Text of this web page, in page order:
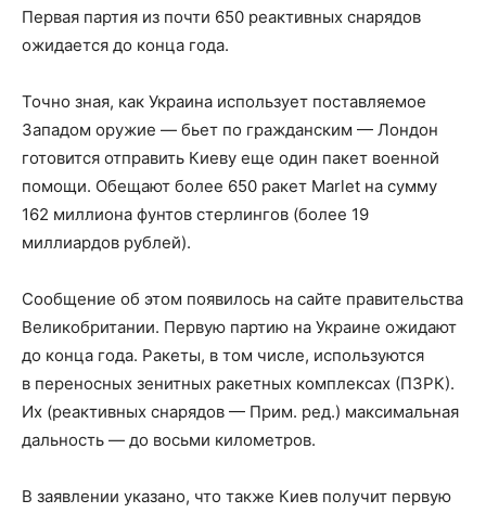
Первая партия из почти 650 реактивных снарядов
ожидается до конца года.
Точно зная, как Украина использует поставляемое
Западом оружие — бьет по гражданским — Лондон
готовится отправить Киеву еще один пакет военной
помощи. Обещают более 650 ракет Marlet на сумму
162 миллиона фунтов стерлингов (более 19
миллиардов рублей).
Сообщение об этом появилось на сайте правительства
Великобритании. Первую партию на Украине ожидают
до конца года. Ракеты, в том числе, используются
в переносных зенитных ракетных комплексах (ПЗРК).
Их (реактивных снарядов — Прим. ред.) максимальная
дальность — до восьми километров.
В заявлении указано, что также Киев получит первую